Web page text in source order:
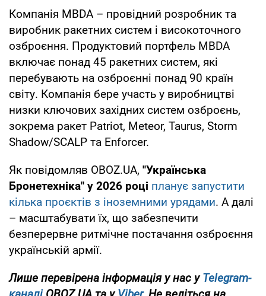
Компанія MBDA – провідний розробник та
виробник ракетних систем і високоточного
озброєння. Продуктовий портфель MBDA
включає понад 45 ракетних систем, які
перебувають на озброєнні понад 90 країн
світу. Компанія бере участь у виробництві
низки ключових західних систем озброєнь,
зокрема ракет Patriot, Meteor, Taurus, Storm
Shadow/SCALP та Enforcer.
Як повідомляв OBOZ.UA, "Українська
Бронетехніка" у 2026 році планує запустити
кілька проєктів з іноземними урядами. А далі
– масштабувати їх, що забезпечити
безперервне ритмічне постачання озброєння
українській армії.
Лише перевірена інформація у нас уTelegram-